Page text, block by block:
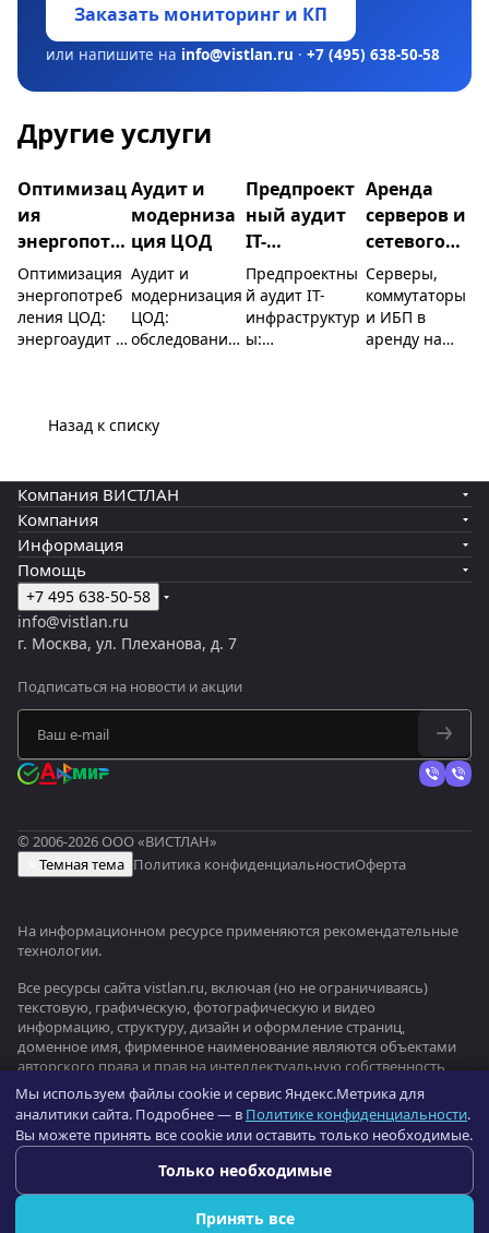
Заказать мониторинг и КП
или напишите на info@vistlan.ru · +7 (495) 638-50-58
Другие услуги
Оптимизац
ия
энергопотр
ебления
ЦОД
Оптимизация
энергопотреб
ления ЦОД:
энергоаудит и
ИБП,
мониторинг
потребления
по стойкам.
Аудит и
модерниза
ция ЦОД
Аудит и
модернизация
ЦОД:
обследование
ая съёмка,
поэтапная
модернизация
без остановки
сервисов.
Предпроект
ный аудит
IT-
инфраструк
туры
Предпроектны
й аудит IT-
инфраструктур
ы:
рисков, отчёт и
дорожная
карта
развития.
Аренда
серверов и
сетевого
оборудова
ния
Серверы,
коммутаторы
и ИБП в
аренду на
настройка и
поддержка.
Возможен
выкуп.
Назад к списку
Компания ВИСТЛАН
Компания
Информация
Помощь
+7 495 638-50-58
info@vistlan.ru
г. Москва, ул. Плеханова, д. 7
Подписаться на новости и акции
© 2006-2026 ООО «ВИСТЛАН»
Темная тема Политика конфиденциальностиОферта
На информационном ресурсе применяются рекомендательные
технологии.
Все ресурсы сайта vistlan.ru, включая (но не ограничиваясь)
текстовую, графическую, фотографическую и видео
информацию, структуру, дизайн и оформление страниц,
доменное имя, фирменное наименование являются объектами
авторского права и прав на интеллектуальную собственность,
защищены российским законодательством и международными
соглашениями об охране авторских прав.Читать далее
Оптовый портал оборудования —
Мы используем файлы cookie и сервис Яндекс.Метрика для
аналитики сайта. Подробнее — в Политике конфиденциальности.
Вы можете принять все cookie или оставить только необходимые.
Только необходимые
Принять все